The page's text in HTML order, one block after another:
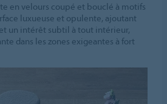
en velours coupé et bouclé à motifs
luxueuse et opulente, ajoutant
un intérêt subtil à tout intérieur,
dans les zones exigeantes à fort